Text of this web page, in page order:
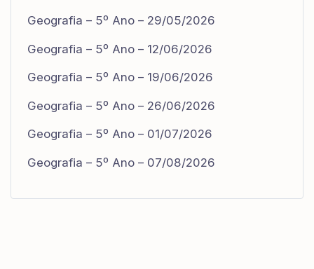
Geografia – 5º Ano – 29/05/2026
Geografia – 5º Ano – 12/06/2026
Geografia – 5º Ano – 19/06/2026
Geografia – 5º Ano – 26/06/2026
Geografia – 5º Ano – 01/07/2026
Geografia – 5º Ano – 07/08/2026